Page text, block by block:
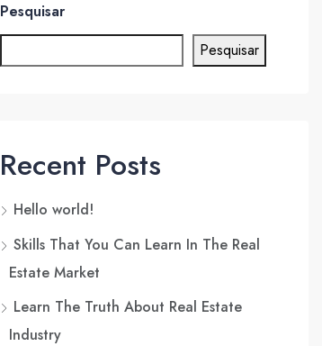
Pesquisar
Pesquisar
Recent Posts
Hello world!
Skills That You Can Learn In The Real
Estate Market
Learn The Truth About Real Estate
Industry